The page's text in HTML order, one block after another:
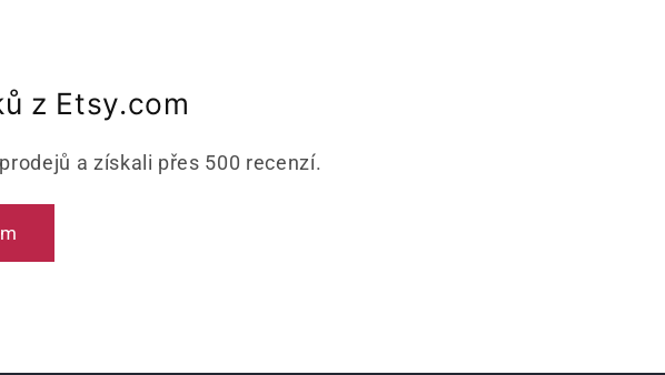
z Etsy.com
a získali přes 500 recenzí.